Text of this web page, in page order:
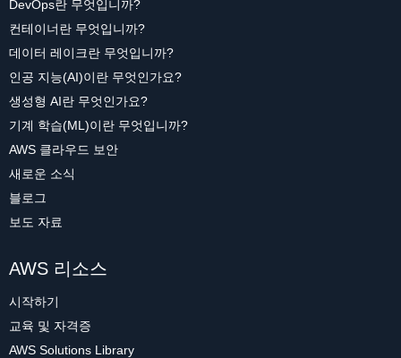
DevOps란 무엇입니까?
컨테이너란 무엇입니까?
데이터 레이크란 무엇입니까?
인공 지능(AI)이란 무엇인가요?
생성형 AI란 무엇인가요?
기계 학습(ML)이란 무엇입니까?
AWS 클라우드 보안
새로운 소식
블로그
보도 자료
AWS 리소스
시작하기
교육 및 자격증
AWS Solutions Library